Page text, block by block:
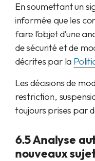
En soumettant un
informé·e que les
faire l’objet d’une
de sécurité et de
décrites par la
Les décisions de
restriction,
toujours prises par
6.5 Analyse
nouveaux